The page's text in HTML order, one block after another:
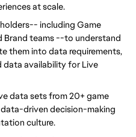
at scale.
including Game
Brand teams --to understand
them into data requirements,
availability for Live
data sets from 20+ game
driven decision-making
culture.